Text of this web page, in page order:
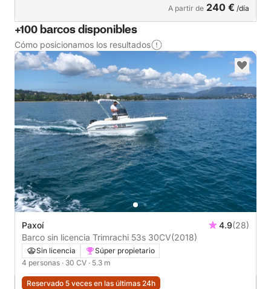
A partir de 240 € /día
+100 barcos disponibles
Cómo posicionamos los resultados
Paxoí 4.9(28)
Barco sin licencia Trimrachi 53s 30CV(2018)
Sin licencia
Súper propietario
4 personas · 30 CV · 5.3 m
Reservado 5 veces en las últimas 24h